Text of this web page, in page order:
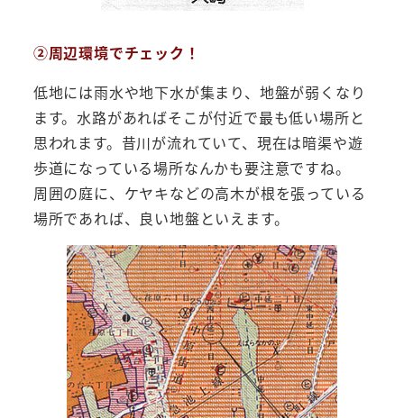
②周辺環境でチェック！
低地には雨水や地下水が集まり、地盤が弱くなり
ます。水路があればそこが付近で最も低い場所と
思われます。昔川が流れていて、現在は暗渠や遊
歩道になっている場所なんかも要注意ですね。
周囲の庭に、ケヤキなどの高木が根を張っている
場所であれば、良い地盤といえます。